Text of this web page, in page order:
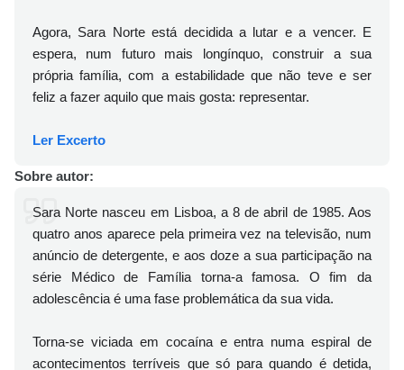
Agora, Sara Norte está decidida a lutar e a vencer. E
espera, num futuro mais longínquo, construir a sua
própria família, com a estabilidade que não teve e ser
feliz a fazer aquilo que mais gosta: representar.
Ler Excerto
Sobre autor:
Sara Norte nasceu em Lisboa, a 8 de abril de 1985. Aos
quatro anos aparece pela primeira vez na televisão, num
anúncio de detergente, e aos doze a sua participação na
série Médico de Família torna-a famosa. O fim da
adolescência é uma fase problemática da sua vida.
Torna-se viciada em cocaína e entra numa espiral de
acontecimentos terríveis que só para quando é detida,